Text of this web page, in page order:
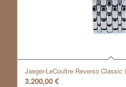
Jaeger-LeCoultre Reverso Classic
3.200,00€